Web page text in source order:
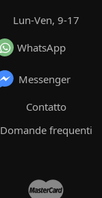
Lun-Ven, 9-17
WhatsApp
Messenger
Contatto
Domande frequenti